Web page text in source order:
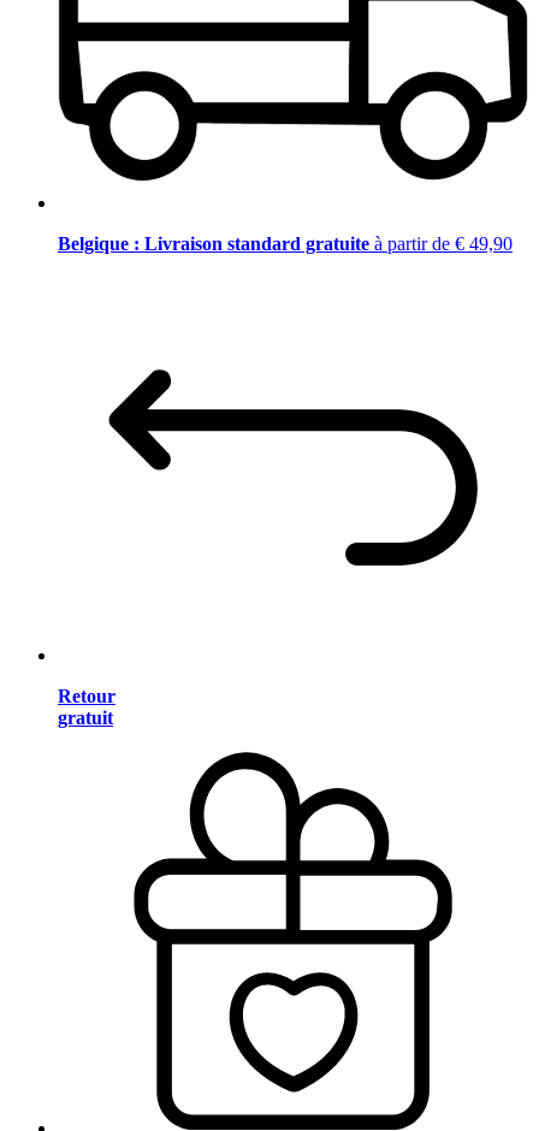
Belgique : Livraison standard gratuite à partir de € 49,90
Retour
gratuit